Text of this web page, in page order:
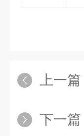
上一篇
下一篇